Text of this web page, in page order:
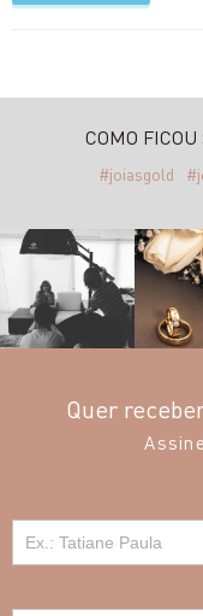
COMO
#joiasgold
Quer